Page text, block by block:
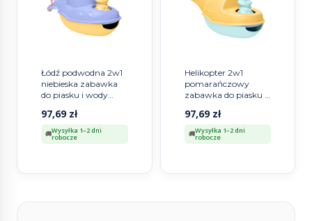
Łódź podwodna 2w1
niebieska zabawka
do piasku i wody
97,69 zł
Wysyłka 1–2 dni
robocze
Helikopter 2w1
pomarańczowy
zabawka do piasku i
Simple.
97,69 zł
Wysyłka 1–2 dni
robocze